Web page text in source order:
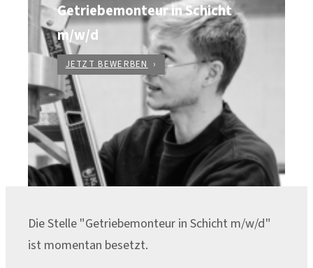
Getriebemonteur in Schicht
m/w/d
JETZT BEWERBEN
Die Stelle "Getriebemonteur in Schicht m/w/d"
ist momentan besetzt.